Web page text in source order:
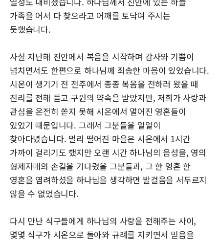
가족을 어서 다 찾으라고 어깨를 토닥여 주시는
듯했습니다.
사실 지난해 진안에서 복음을 시작하며 감사와 기쁨이
넘치면서도 한편으로 하나님께 죄송한 마음이 있었습니다.
시온이 생기기 전 전주에서 종종 복음을 전하러 왔을 때
진리를 전해 듣고 구원의 약속을 받았지만, 저희가 사랑과
관심을 온전히 쏟지 못해 시온에서 멀어진 영혼들이
있었기 때문입니다. 그래서 그분들을 일일이
찾아다녔습니다. 멀리 떨어진 마을은 시온에서 1시간
가까이 걸리기도 했지만 오랜 시간 하나님의 음성을, 영의
형제자매의 손길을 기다렸을 그분들과, 그 한 영혼 한
영혼을 염려하셨을 하나님을 생각하면 발걸음을 서두르지
않을 수 없었습니다.
다시 만난 식구들에게 하나님의 사랑을 전해주는 사이,
몇몇 식구가 시온으로 돌아와 규례를 지키면서 믿음을